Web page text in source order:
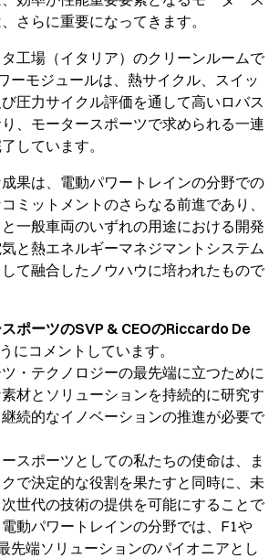
さらに重要になってきます。
工場（イタリア）のクリーンルームで
ーモジュールは、熱サイクル、スイッ
圧力サイクル評価を通して高いロバス
、モータースポーツで求められる一連
しています。
果は、電動パワートレインの分野での
ミットメントのさらなる前進であり、
一般車両のいずれの用途における開発
と熱エネルギーマネジマントシステム
て融合したノウハウに培われたもので
ポーツのSVP & CEOのRiccardo De
にコメントしています。
ツ・テクノロジーの最先端に立つために
材とソリューションを持続的に研究す
続的なイノベーションの推進が必要で
ースポーツとしての私たちの使命は、ま
で決定的な役割を果たすと同時に、未
世代の技術の提供を可能にすることで
動パワートレインの分野では、F1や
先端ソリューションのパイオニアとし